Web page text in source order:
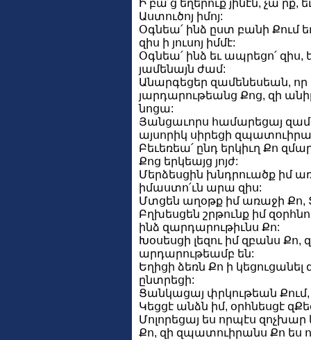
Ի բա՛ց եղերուք յինէն,
Աստուծոյ իմոյ:
Օգնեա՛ ինձ ըստ բանի Քում
զիս ի յուսոյ իմմէ:
Օգնեա՛ ինձ եւ ապրեցո՛ զիս,
յամենայն ժամ:
Անարգեցեր զամենեսեան,
յարդարութեանց Քոց, զի
նոցա:
Յանցաւորս համարեցայ
այսորիկ սիրեցի
Բեւեռեա՛ ընդ երկիւղ Քո
Քոց երկեայց յոյժ:
Մերձեսցին խնդրուածք իմ
իմաստո՛ւն արա զիս:
Մտցեն աղօթք իմ առաջի Քո,
Բղխեսցեն շրթունք իմ
ինձ զարդարութիւնս Քո:
Խօսեսցի լեզու իմ զբանս
արդարութեամբ են:
Եղիցի ձեռն Քո ի
ընտրեցի:
Ցանկացայ փրկութեան Քում,
Կեցցէ անձն իմ, օրհնեսցէ
Մոլորեցայ ես որպէս
Քո, զի զպատուիրանս Քո ես